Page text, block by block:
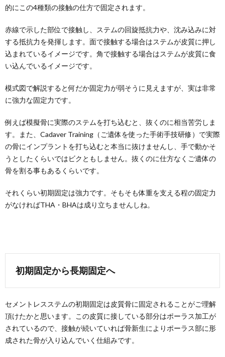
的にこの4種類の接触の仕方で固定されます。
赤線で示した部位で接触し、ステムの回旋抵抗力や、沈み込みに対
する抵抗力を発揮します。面で接触する場合はステムが皮質に押し
込まれているイメージです。角で接触する場合はステムが皮質に食
い込んでいるイメージです。
模式図で解説すると何だか固定力が弱そうに見えますが、実は非常
に強力な固定力です。
例えば模擬骨に実際のステムを打ち込むと、抜くのに相当苦労しま
す。また、Cadaver Training（ご遺体を使った手術手技研修）で実際
の骨にインプラントを打ち込むと本当に抜けませんし、手で動かそ
うとしたくらいではビクともしません。抜くのに仕方なくご遺体の
骨を割る事もあるくらいです。
それくらい初期固定は強力です。そもそも体重を支える程の固定力
がなければTHA・BHAは成り立ちませんしね。
初期固定から長期固定へ
セメントレスステムの初期固定は皮質骨に固定されることがご理解
頂けたかと思います。この皮質に接している部分はポーラス加工が
されているので、接触が続いていれば骨新生によりポーラス部に形
成された骨が入り込んでいく仕組みです。